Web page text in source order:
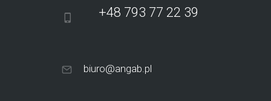
+48 793 77 22 39
biuro@angab.pl